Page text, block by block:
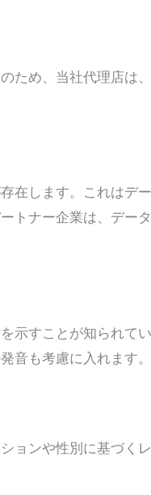
ため、当社代理店は
在します。これはデ
トナー企業は、デー
示すことが知られて
音も考慮に入れます。
ョンや性別に基づく